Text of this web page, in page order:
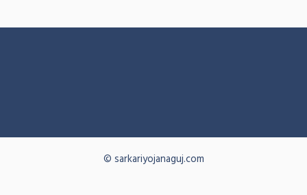
© sarkariyojanaguj.com